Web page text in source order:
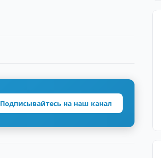
Подписывайтесь на наш канал